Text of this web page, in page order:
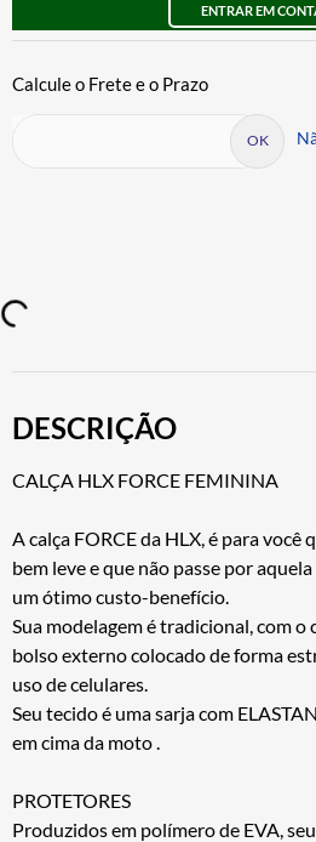
ENTRAR EM
DESCRIÇÃO
CALÇA HLX FORCE FEMININA
A calça FORCE da HLX, é para você
bem leve e que não passe por
um ótimo custo-benefício.
Sua modelagem é tradicional, com
bolso externo colocado de forma
uso de celulares.
Seu tecido é uma sarja com
em cima da moto .
PROTETORES
Produzidos em polímero de EVA,